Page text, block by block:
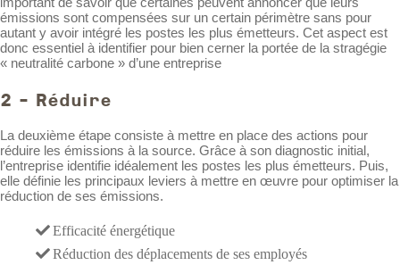
émissions sont compensées sur un certain périmètre sans pour
autant y avoir intégré les postes les plus émetteurs. Cet aspect est
donc essentiel à identifier pour bien cerner la portée de la stragégie
« neutralité carbone » d’une entreprise
2 - Réduire
La deuxième étape consiste à mettre en place des actions pour
réduire les émissions à la source. Grâce à son diagnostic initial,
l’entreprise identifie idéalement les postes les plus émetteurs. Puis,
elle définie les principaux leviers à mettre en œuvre pour optimiser la
réduction de ses émissions.
Efficacité énergétique
Réduction des déplacements de ses employés